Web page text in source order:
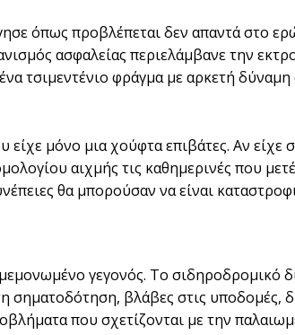
όπως προβλέπεται δεν απαντά στο
ασφαλείας περιελάμβανε την
τσιμεντένιο φράγμα με αρκετή
μόνο μια χούφτα επιβάτες. Αν είχε
αιχμής τις καθημερινές που
θα μπορούσαν να είναι
γεγονός. Το σιδηροδρομικό
σηματοδότηση, βλάβες στις υποδομές,
που σχετίζονται με την